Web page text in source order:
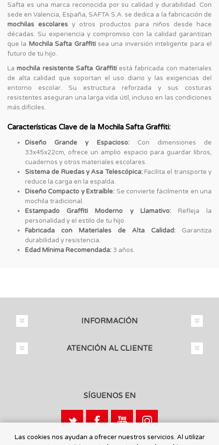
Safta es una marca reconocida por su calidad y durabilidad. Con
sede en Valencia, España, SAFTA S.A. se dedica a la fabricación de
mochilas escolares y otros productos para niños desde hace
décadas. Su experiencia y compromiso con la calidad garantizan
que la Mochila Safta Graffitisea una inversión inteligente para el
futuro de tu hijo.
Lamochila resistente Safta Graffitiestá fabricada con materiales
de alta calidad que soportan el uso diario y las exigencias del
entorno escolar. Su estructura reforzada y sus costuras
resistentes aseguran una larga vida útil, incluso en las condiciones
más difíciles.
Características Clave de la Mochila Safta Graffiti:
Diseño Grande y Espacioso:Con dimensiones de
33x45x22cm, ofrece un amplio espacio para guardar libros,
cuadernos y otros materiales escolares.
Sistema de Ruedas y Asa Telescópica:Facilita el transporte y
reduce la carga en la espalda.
Diseño Compacto y Extraíble: Se convierte fácilmente en una
mochila tradicional.
Estampado Graffiti Moderno y Llamativo:Refleja la
personalidad y el estilo de tu hijo.
Fabricada con Materiales de Alta Calidad: Garantiza
durabilidad y resistencia.
Edad Mínima Recomendada: 3 años.
INFORMACIÓN
ATENCIÓN AL CLIENTE
SÍGUENOS EN
Las cookies nos ayudan a ofrecer nuestros servicios. Al utilizar